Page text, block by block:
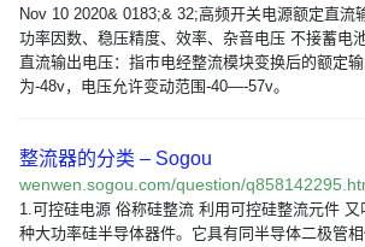
Nov 10 2020& 0183;& 32;高频开关电源额定直流
功率因数、稳压精度、效率、杂音电压 不接蓄电
直流输出电压：指市电经整流模块变换后的额定
为-48v，电压允许变动范围-40—-57v。
整流器的分类 – Sogou
wenwen.sogou.com/question/
1.可控硅电源 俗称硅整流 利用可控硅整流元件
种大功率硅半导体器件。它具有同半导体二极管